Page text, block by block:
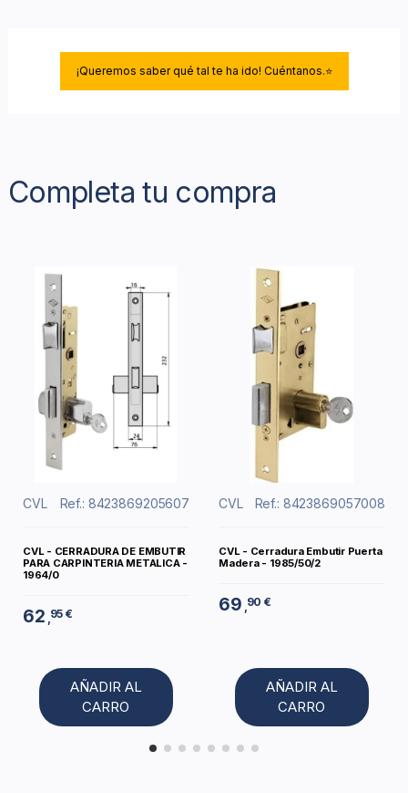
¡Queremos saber qué tal te ha ido! Cuéntanos.⭐
Completa tu compra
CVL Ref.: 8423869205607
CVL - CERRADURA DE EMBUTIR
PARA CARPINTERIA METALICA -
1964/0
62 95 €
AÑADIR AL
CARRO
CVL Ref.: 8423869057008
CVL - Cerradura Embutir Puerta
Madera - 1985/50/2
69 90 €
AÑADIR AL
CARRO